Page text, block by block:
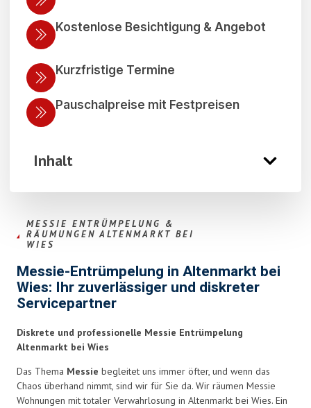
Kostenlose Besichtigung & Angebot
Kurzfristige Termine
Pauschalpreise mit Festpreisen
Inhalt
MESSIE ENTRÜMPELUNG &
RÄUMUNGEN ALTENMARKT BEI
WIES
Messie-Entrümpelung in Altenmarkt bei
Wies: Ihr zuverlässiger und diskreter
Servicepartner
Diskrete und professionelle Messie Entrümpelung
Altenmarkt bei Wies
Das Thema Messie begleitet uns immer öfter, und wenn das
Chaos überhand nimmt, sind wir für Sie da. Wir räumen Messie
Wohnungen mit totaler Verwahrlosung in Altenmarkt bei Wies. Ein